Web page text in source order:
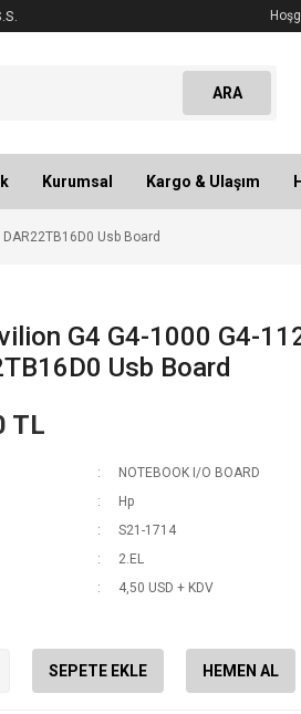
ARA
Kurumsal Kargo & Ulaşım
Usb Board
G4 G4-1000 G4-
Usb Board
TL
NOTEBOOK I/O BOARD
Hp
S21-1714
2.EL
4,50 USD + KDV
SEPETE EKLE HEMEN AL